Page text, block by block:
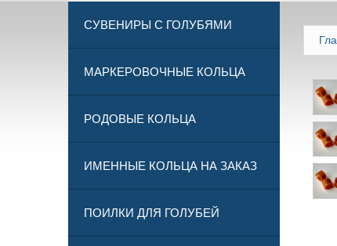
СУВЕНИРЫ С ГОЛУБЯМИ
МАРКЕРОВОЧНЫЕ КОЛЬЦА
РОДОВЫЕ КОЛЬЦА
ИМЕННЫЕ КОЛЬЦА НА ЗАКАЗ
ПОИЛКИ ДЛЯ ГОЛУБЕЙ